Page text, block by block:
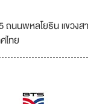
นนพหลโยธิน แขวงส
ไทย